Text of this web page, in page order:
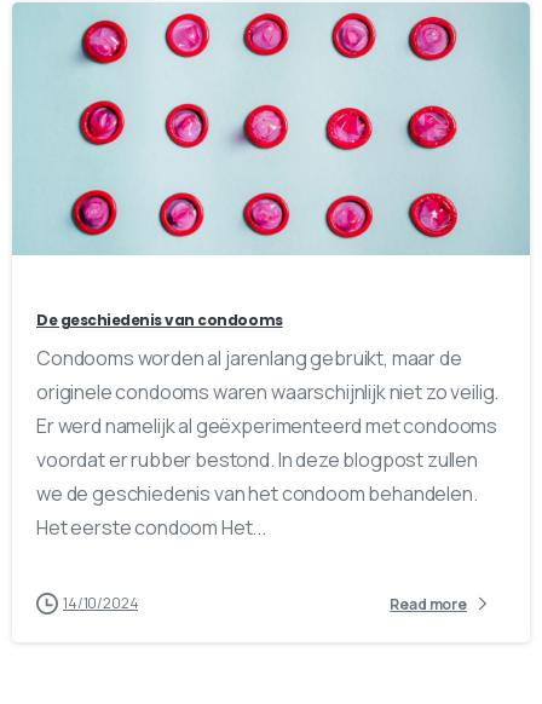
De geschiedenis van condooms
Condooms worden al jarenlang gebruikt, maar de
originele condooms waren waarschijnlijk niet zo veilig.
Er werd namelijk al geëxperimenteerd met condooms
voordat er rubber bestond. In deze blogpost zullen
we de geschiedenis van het condoom behandelen.
Het eerste condoom Het...
14/10/2024 Read more